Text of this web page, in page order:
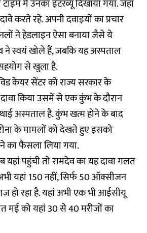
टाइम में उनका इंटरव्यू दिखाया गया. जहां
करते रहे. अपनी दवाइयों का प्रचार
ने हेडलाइन ऐसा बनाया जैसे ये
ने स्वयं खोले हैं, जबकि यह अस्पताल
से खुला है.
केयर सेंटर को राज्य सरकार के
किया उसमें से एक कुंभ के दौरान
अस्पताल है. कुंभ खत्म होने के बाद
के मामलों को देखते हुए इसको
का फैसला लिया गया.
यहां पहुंची तो रामदेव का यह दावा गलत
यहां 150 नहीं, सिर्फ 50 ऑक्सीजन
हो रहा है. यहां अभी एक भी आईसीयू
मई को यहां 30 से 40 मरीजों का